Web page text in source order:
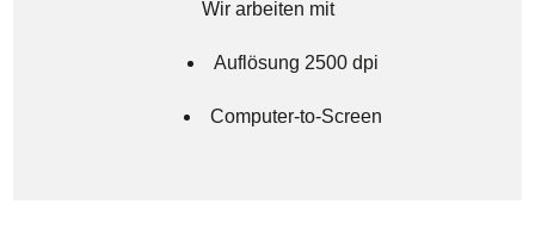
Wir arbeiten mit
Auflösung 2500 dpi
Computer-to-Screen